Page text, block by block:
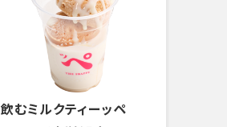
飲むミルクティーッペ